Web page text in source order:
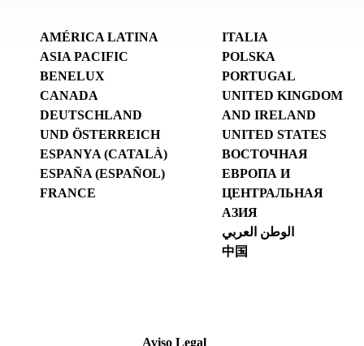
AMÉRICA LATINA
ASIA PACIFIC
BENELUX
CANADA
DEUTSCHLAND
UND ÖSTERREICH
ESPANYA (CATALÀ)
ESPAÑA (ESPAÑOL)
FRANCE
ITALIA
POLSKA
PORTUGAL
UNITED KINGDOM
AND IRELAND
UNITED STATES
ВОСТОЧНАЯ
ЕВРОПА И
ЦЕНТРАЛЬНАЯ
АЗИЯ
الوطن العربي
中国
Aviso Legal